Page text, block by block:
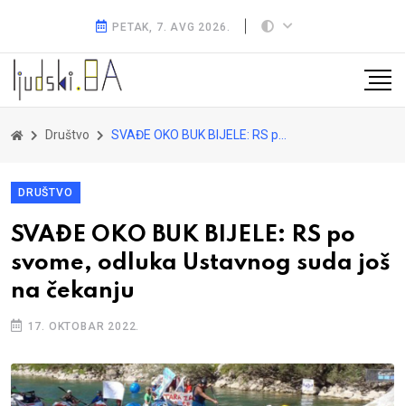
PETAK, 7. AVG 2026.
Društvo SVAĐE OKO BUK BIJELE: RS po svome, odluka Ustavnog suda još na čekanju
DRUŠTVO
SVAĐE OKO BUK BIJELE: RS po
svome, odluka Ustavnog suda još
na čekanju
17. OKTOBAR 2022.